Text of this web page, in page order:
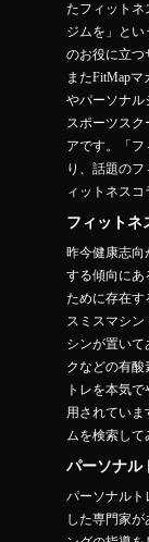
たフィットネ
ジムを」とい
のお役に立つ
またFitMap
やパーソナル
スポーツスク
アです。「
り、話題の
ィットネスコ
フィットネ
昨今健康志向
する傾向にあ
ために存在す
スミスマシ
シンが置いて
クなどの有
トレを本気
用されていま
ムを検索して
パーソナル
パーソナルト
した専門家